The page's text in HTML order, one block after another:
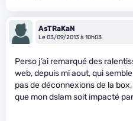
AsTRaKaN
Le 03/09/2013 à 10h03
Perso j’ai remarqué des
web, depuis mi aout, qui
pas de déconnexions de la
que mon dslam soit impacté